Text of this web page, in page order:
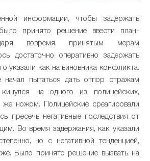
информации, чтобы задержать
принято решение ввести план-
вовремя принятым мерам
достаточно оперативно задержать
указали как на виновника конфликта.
пытаться дать отпор стражам
на одного из полицейских,
ножом. Полицейские среагировали
пресечь негативные последствия от
Во время задержания, как указали
но с негативной тенденцией,
Было принято решение вызвать на